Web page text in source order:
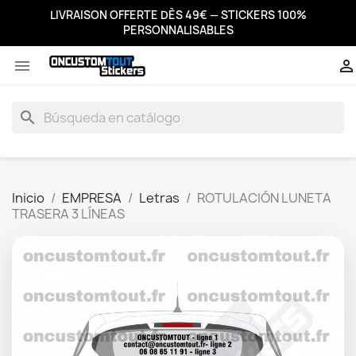
LIVRAISON OFFERTE DÈS 49€ — STICKERS 100%
PERSONNALISABLES
 
search
Inicio EMPRESA Letras
ROTULACIÓN LUNETA
TRASERA 3 LÍNEAS